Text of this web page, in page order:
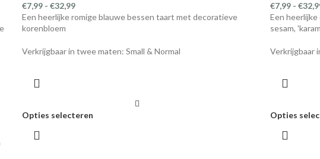
€7,99 - €32,99
Een heerlijke romige blauwe bessen taart met decoratieve
korenbloem
Verkrijgbaar in twee maten: Small & Normal
Opties selecteren
€7,99 - €
Een heerlijke
sesam,
Verkrijgbaar
Opties